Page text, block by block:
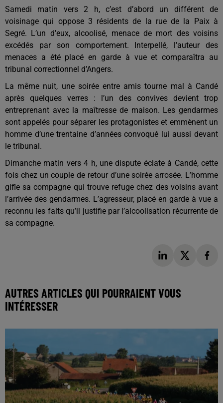
Samedi matin vers 2 h, c’est d’abord un différent de
voisinage qui oppose 3 résidents de la rue de la Paix à
Segré. L’un d’eux, alcoolisé, menace de mort des voisins
excédés par son comportement. Interpellé, l’auteur des
menaces a été placé en garde à vue et comparaîtra au
tribunal correctionnel d’Angers.
La même nuit, une soirée entre amis tourne mal à Candé
après quelques verres : l’un des convives devient trop
entreprenant avec la maîtresse de maison. Les gendarmes
sont appelés pour séparer les protagonistes et emmènent un
homme d’une trentaine d’années convoqué lui aussi devant
le tribunal.
Dimanche matin vers 4 h, une dispute éclate à Candé, cette
fois chez un couple de retour d’une soirée arrosée. L’homme
gifle sa compagne qui trouve refuge chez des voisins avant
l’arrivée des gendarmes. L’agresseur, placé en garde à vue a
reconnu les faits qu’il justifie par l’alcoolisation récurrente de
sa compagne.
AUTRES ARTICLES QUI POURRAIENT VOUS
INTÉRESSER